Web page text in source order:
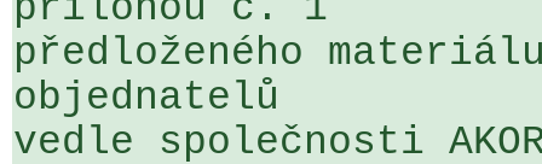
přílohou č. 1
předloženého
objednatelů
vedle společnosti